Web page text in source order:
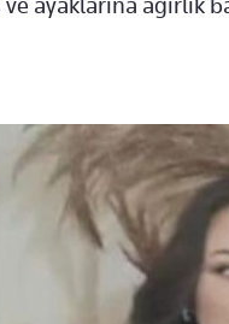
ve ayaklarına